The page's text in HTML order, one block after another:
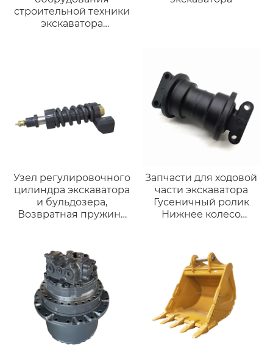
строительной техники
экскаватора
Узел регулировочного
цилиндра экскаватора
и бульдозера,
Возвратная пружина
Запчасти для ходовой
части экскаватора
Гусеничный ролик
Нижнее колесо
Нижний ролик для
экскаватора CAT 322
CAT322L 6I9396